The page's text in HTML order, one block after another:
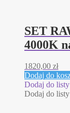
SET
4000K
1820,00 zł
Dodaj do
Dodaj do
Dodaj do